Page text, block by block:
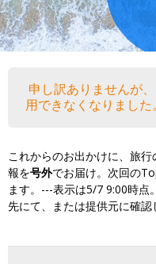
申し訳ありませんが
用できなくなりました
これからのお出かけに、旅
報を号外でお届け。次回の
ます。---表示は5/7 9:00時点
先にて、または提供元に確認